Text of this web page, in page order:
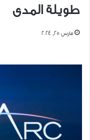
طويلة المدى
مارس 25, 2024